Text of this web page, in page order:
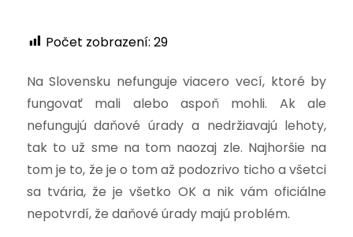
Počet zobrazení: 29
Na Slovensku nefunguje viacero vecí, ktoré by
fungovať mali alebo aspoň mohli. Ak ale
nefungujú daňové úrady a nedržiavajú lehoty,
tak to už sme na tom naozaj zle. Najhoršie na
tom je to, že je o tom až podozrivo ticho a všetci
sa tvária, že je všetko OK a nik vám oficiálne
nepotvrdí, že daňové úrady majú problém.